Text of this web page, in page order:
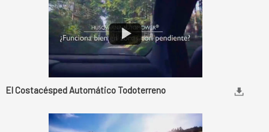
El Costacésped Automático Todoterreno